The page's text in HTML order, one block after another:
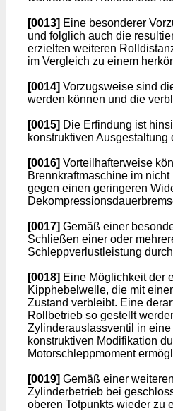
[0013] Eine besonderer
und folglich auch die
erzielten weiteren
im Vergleich zu einem
[0014] Vorzugsweise sind
werden können und die
[0015] Die Erfindung ist
konstruktiven
[0016] Vorteilhafterweise
Brennkraftmaschine im
gegen einen geringeren
[0017] Gemäß einer
Schließen einer oder
Schleppverlustleistung
[0018] Eine Möglichkeit der
Kipphebelwelle, die mit
Zustand verbleibt. Eine
Rollbetrieb so gestellt
Zylinderauslassventil in
konstruktiven Modifikation
Motorschleppmoment
[0019] Gemäß einer
Zylinderbetrieb bei
oberen Totpunkts wieder zu